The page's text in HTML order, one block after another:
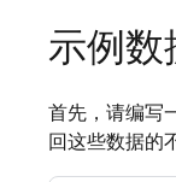
示例数
首先，请编写
回这些数据的